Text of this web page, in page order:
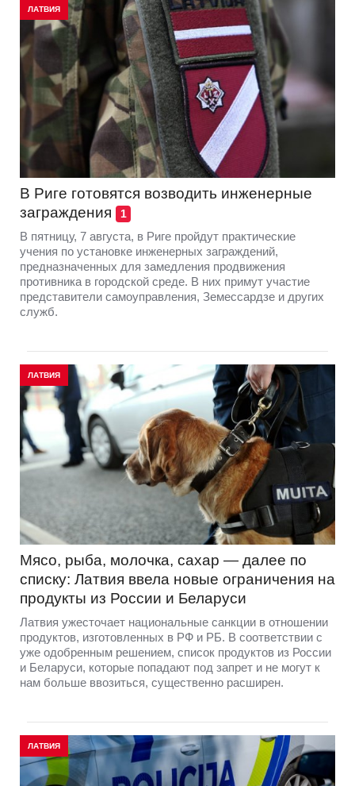
ЛАТВИЯ
В Риге готовятся возводить инженерные
заграждения
1
В пятницу, 7 августа, в Риге пройдут практические
учения по установке инженерных заграждений,
предназначенных для замедления продвижения
противника в городской среде. В них примут участие
представители самоуправления, Земессардзе и других
служб.
ЛАТВИЯ
Мясо, рыба, молочка, сахар — далее по
списку: Латвия ввела новые ограничения на
продукты из России и Беларуси
Латвия ужесточает национальные санкции в отношении
продуктов, изготовленных в РФ и РБ. В соответствии с
уже одобренным решением, список продуктов из России
и Беларуси, которые попадают под запрет и не могут к
нам больше ввозиться, существенно расширен.
ЛАТВИЯ